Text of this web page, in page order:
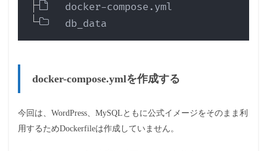
docker-compose.yml
db_data
docker-compose.ymlを作成する
今回は、WordPress、MySQLともに公式イメージをそのまま利
用するためDockerfileは作成していません。